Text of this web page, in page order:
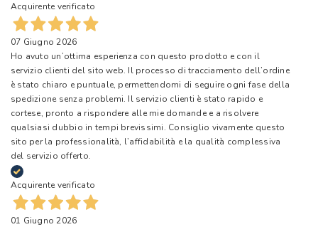
Acquirente verificato
07 Giugno 2026
Ho avuto un’ottima esperienza con questo prodotto e con il
servizio clienti del sito web. Il processo di tracciamento dell’ordine
è stato chiaro e puntuale, permettendomi di seguire ogni fase della
spedizione senza problemi. Il servizio clienti è stato rapido e
cortese, pronto a rispondere alle mie domande e a risolvere
qualsiasi dubbio in tempi brevissimi. Consiglio vivamente questo
sito per la professionalità, l’affidabilità e la qualità complessiva
del servizio offerto.
Acquirente verificato
01 Giugno 2026